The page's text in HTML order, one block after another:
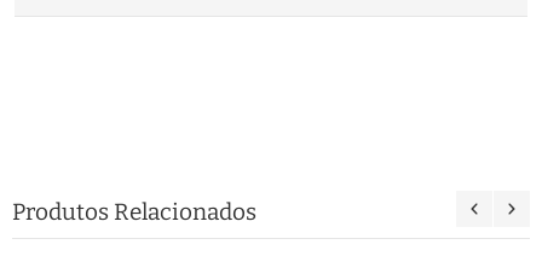
Produtos Relacionados